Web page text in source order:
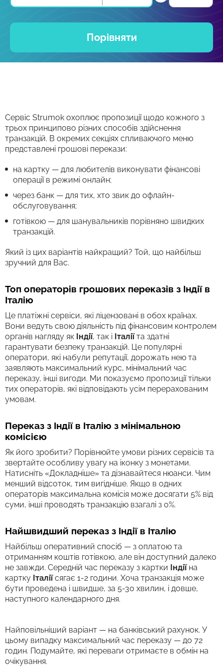
Порівняти
Сервіс Strumok охоплює пропозиції щодо кожного з
трьох принципово різних способів здійснення
транзакцій. В окремих секціях спливаючого меню
представлені грошові перекази:
на картку — для любителів виконувати фінансові
операції в режимі онлайн;
через банк — для тих, хто звик до офлайн-
обслуговування;
готівкою — для шанувальників порівняно швидких
транзакцій.
Який із цих варіантів найкращий? Той, що найбільш
зручний для Вас.
Топ операторів грошових переказів з Індії в
Італію
Це платіжні сервіси, які ліцензовані в обох країнах.
Вони ведуть свою діяльність під фінансовим контролем
органів нагляду як Індії, так і Італіїта здатні
гарантувати безпеку транзакцій. Це популярні
оператори, які набули репутації, дорожать нею та
заявляють максимальний курс, мінімальний час
переказу, інші вигоди. Ми показуємо пропозиції тільки
тих операторів, які відповідають усім перерахованим
умовам.
Переказ з Індії в Італію з мінімальною
комісією
Як його зробити? Порівнюйте умови різних сервісів та
звертайте особливу увагу на іконку з монетами.
Натисніть «Докладніше» та дізнавайтеся нюанси. Чим
менший відсоток, тим вигідніше. Якщо в одних
операторів максимальна комісія може досягати 5% від
суми, інші проводять транзакцію взагалі з 0%.
Найшвидший переказ з Індії в Італію
Найбільш оперативний спосіб — з оплатою та
отриманням коштів готівкою, але він доступний далеко
не завжди. Середній час переказу з картки Індії на
картку Італіїсягає 1-2 години. Хоча транзакція може
бути проведена і швидше, за 5-30 хвилин, і довше,
наступного календарного дня.
Найповільніший варіант — на банківський рахунок. У
цьому випадку максимальний час переказу — до 72
годин. Подумайте, які переваги отримаєте в обмін на
очікування.